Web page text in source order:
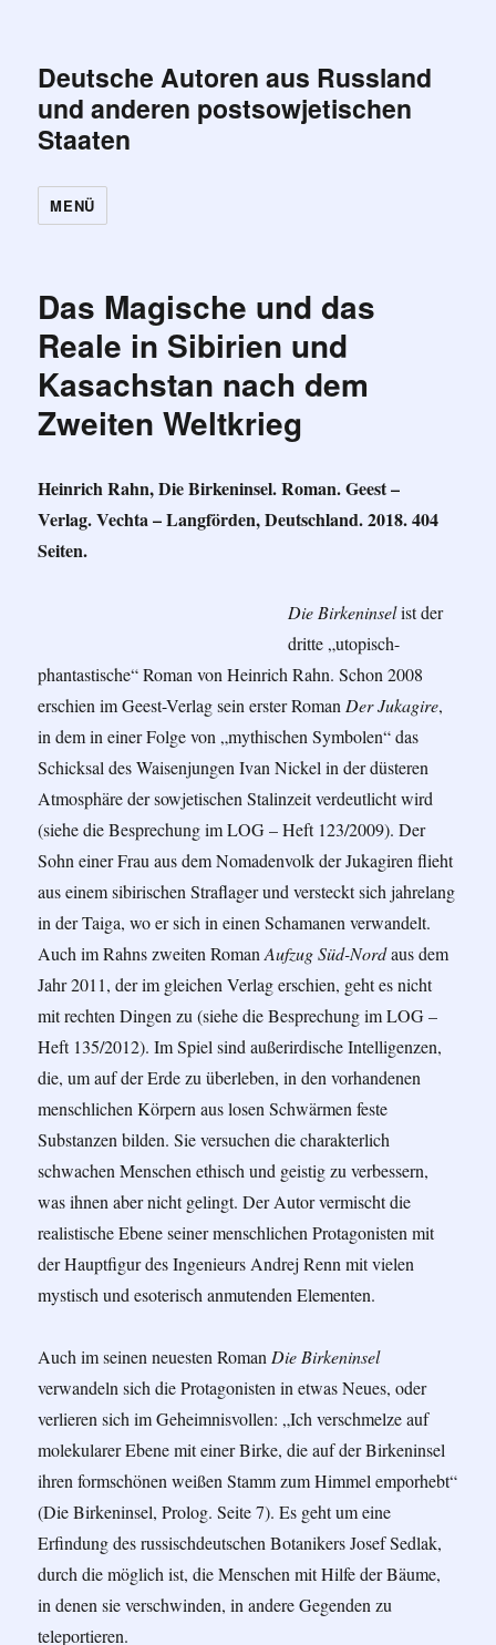
Deutsche Autoren aus Russland
und anderen postsowjetischen
Staaten
MENÜ
Das Magische und das
Reale in Sibirien und
Kasachstan nach dem
Zweiten Weltkrieg
Heinrich Rahn, Die Birkeninsel. Roman. Geest –
Verlag. Vechta – Langförden, Deutschland. 2018. 404
Seiten.
Die Birkeninselist der
dritte „utopisch-
phantastische“ Roman von Heinrich Rahn. Schon 2008
erschien im Geest-Verlag sein erster Roman Der Jukagire,
in dem in einer Folge von „mythischen Symbolen“ das
Schicksal des Waisenjungen Ivan Nickel in der düsteren
Atmosphäre der sowjetischen Stalinzeit verdeutlicht wird
(siehe die Besprechung im LOG – Heft 123/2009). Der
Sohn einer Frau aus dem Nomadenvolk der Jukagiren flieht
aus einem sibirischen Straflager und versteckt sich jahrelang
in der Taiga, wo er sich in einen Schamanen verwandelt.
Auch im Rahns zweiten RomanAufzug Süd-Nordaus dem
Jahr 2011, der im gleichen Verlag erschien, geht es nicht
mit rechten Dingen zu (siehe die Besprechung im LOG –
Heft 135/2012). Im Spiel sind außerirdische Intelligenzen,
die, um auf der Erde zu überleben, in den vorhandenen
menschlichen Körpern aus losen Schwärmen feste
Substanzen bilden. Sie versuchen die charakterlich
schwachen Menschen ethisch und geistig zu verbessern,
was ihnen aber nicht gelingt. Der Autor vermischt die
realistische Ebene seiner menschlichen Protagonisten mit
der Hauptfigur des Ingenieurs Andrej Renn mit vielen
mystisch und esoterisch anmutenden Elementen.
Auch im seinen neuesten Roman Die Birkeninsel
verwandeln sich die Protagonisten in etwas Neues, oder
verlieren sich im Geheimnisvollen: „Ich verschmelze auf
molekularer Ebene mit einer Birke, die auf der Birkeninsel
ihren formschönen weißen Stamm zum Himmel emporhebt“
(Die Birkeninsel, Prolog. Seite 7). Es geht um eine
Erfindung des russischdeutschen Botanikers Josef Sedlak,
durch die möglich ist, die Menschen mit Hilfe der Bäume,
in denen sie verschwinden, in andere Gegenden zu
teleportieren.